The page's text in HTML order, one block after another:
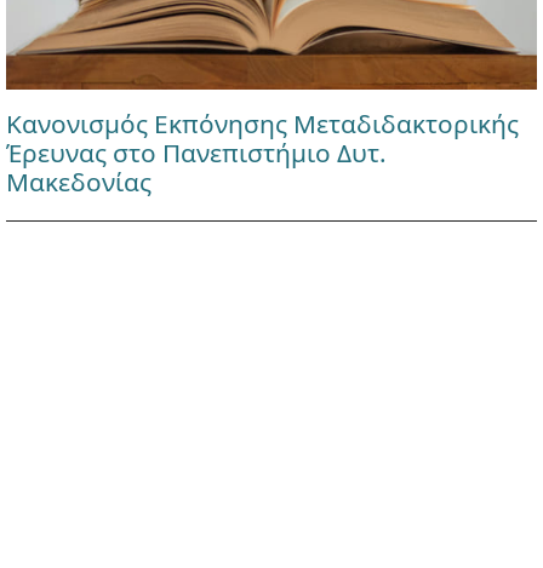
Κανονισμός Εκπόνησης Μεταδιδακτορικής
Έρευνας στο Πανεπιστήμιο Δυτ.
Μακεδονίας